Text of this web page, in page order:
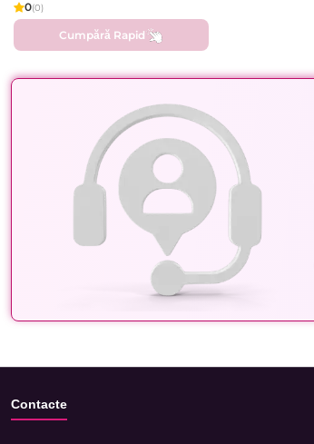
0(0)
Cumpără Rapid
Contacte